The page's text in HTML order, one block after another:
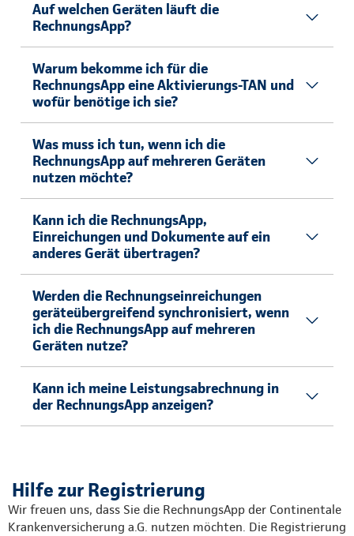
Auf welchen Geräten läuft die
RechnungsApp?
Warum bekomme ich für die
RechnungsApp eine Aktivierungs-TAN und
wofür benötige ich sie?
Was muss ich tun, wenn ich die
RechnungsApp auf mehreren Geräten
nutzen möchte?
Kann ich die RechnungsApp,
Einreichungen und Dokumente auf ein
anderes Gerät übertragen?
Werden die Rechnungseinreichungen
geräteübergreifend synchronisiert, wenn
ich die RechnungsApp auf mehreren
Geräten nutze?
Kann ich meine Leistungsabrechnung in
der RechnungsApp anzeigen?
Hilfe zur Registrierung
Wir freuen uns, dass Sie die RechnungsApp der Continentale
Krankenversicherung a.G. nutzen möchten. Die Registrierung